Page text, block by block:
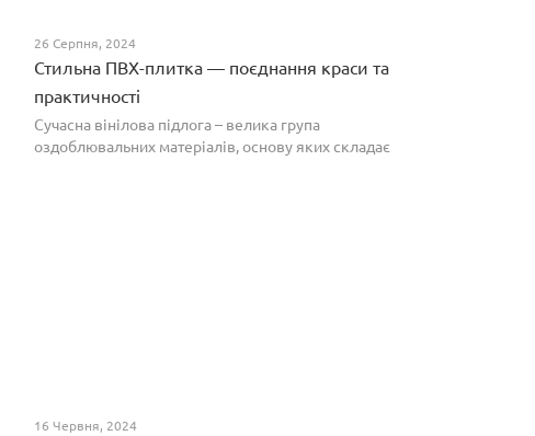
26 Серпня, 2024
Стильна ПВХ-плитка — поєднання краси та
практичності
Сучасна вінілова підлога – велика група
оздоблювальних матеріалів, основу яких складає
16 Червня, 2024